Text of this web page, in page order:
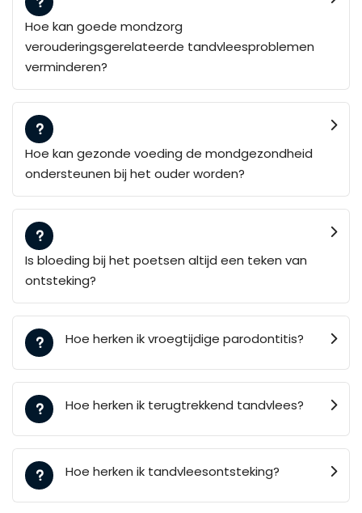
Hoe kan goede mondzorg
verouderingsgerelateerde tandvleesproblemen
verminderen?
Hoe kan gezonde voeding de mondgezondheid
ondersteunen bij het ouder worden?
Is bloeding bij het poetsen altijd een teken van
ontsteking?
Hoe herken ik vroegtijdige parodontitis?
Hoe herken ik terugtrekkend tandvlees?
Hoe herken ik tandvleesontsteking?